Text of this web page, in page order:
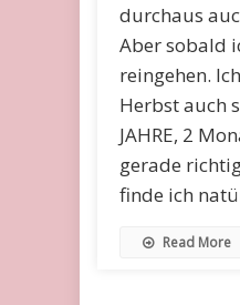
durchaus
Aber sobald
reingehen.
Herbst auch
JAHRE, 2
gerade
finde ich
Read More